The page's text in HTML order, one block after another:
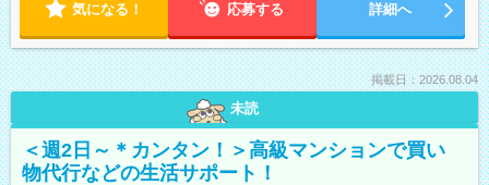
気になる！ 応募する 詳細へ
掲載日：2026.08.04
未読
＜週2日～＊カンタン！＞高級マンションで買い
物代行などの生活サポート！